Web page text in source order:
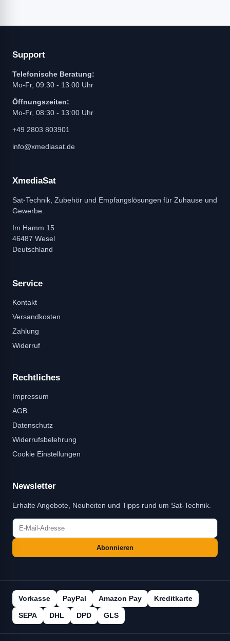
Support
Telefonische Beratung:
Mo-Fr, 09:30 - 13:00 Uhr
Öffnungszeiten:
Mo-Fr, 08:30 - 13:00 Uhr
+49 2803 803901
info@xmediasat.de
XmediaSat
Sat-Technik, Zubehör und Empfangslösungen für Zuhause und
Gewerbe.
Im Hamm 15
46487 Wesel
Deutschland
Service
Kontakt
Versandkosten
Zahlung
Widerruf
Rechtliches
Impressum
AGB
Datenschutz
Widerrufsbelehrung
Cookie Einstellungen
Newsletter
Erhalte Angebote, Neuheiten und Tipps rund um Sat-Technik.
Abonnieren
Vorkasse PayPal Amazon Pay Kreditkarte
SEPA DHL DPD GLS